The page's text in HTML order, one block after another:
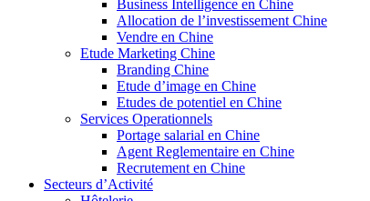
Business Intelligence en Chine
Allocation de l’investissement Chine
Vendre en Chine
Etude Marketing Chine
Branding Chine
Etude d’image en Chine
Etudes de potentiel en Chine
Services Operationnels
Portage salarial en Chine
Agent Reglementaire en Chine
Recrutement en Chine
Secteurs d’Activité